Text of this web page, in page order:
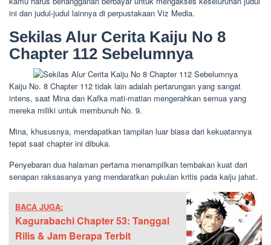
ini dan judul-judul lainnya di perpustakaan Viz Media.
Sekilas Alur Cerita Kaiju No 8
Chapter 112 Sebelumnya
Kaiju No. 8 Chapter 112 tidak lain adalah pertarungan yang sangat
intens, saat Mina dan Kafka mati-matian mengerahkan semua yang
mereka miliki untuk membunuh No. 9.
Mina, khususnya, mendapatkan tampilan luar biasa dari kekuatannya
tepat saat chapter ini dibuka.
Penyebaran dua halaman pertama menampilkan tembakan kuat dari
senapan raksasanya yang mendaratkan pukulan kritis pada kaiju jahat.
BACA JUGA:
Kagurabachi Chapter 53: Tanggal
Rilis & Jam Berapa Terbit